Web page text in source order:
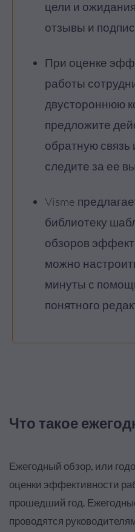
цели и
отзывы и
При оценке
работы
двустороннюю
предложите
обратную связь
следите за ее
Visme
библиотеку
обзоров
можно
минуты с
понятного
Что такое
Ежегодный обзор, или
оценки эффективности
прошедший год.
проводятся